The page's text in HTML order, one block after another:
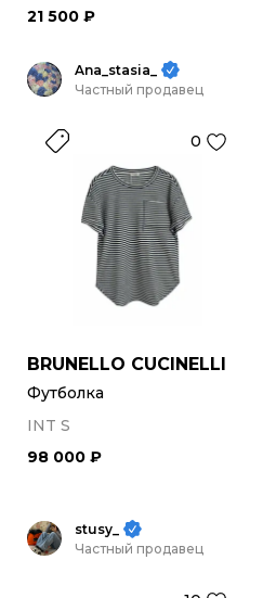
21 500 ₽
Ana_stasia_
Частный продавец
0
BRUNELLO CUCINELLI
Футболка
INT S
98 000 ₽
stusy_
Частный продавец